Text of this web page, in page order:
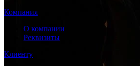
Компания
О компании
Реквизиты
Клиенту